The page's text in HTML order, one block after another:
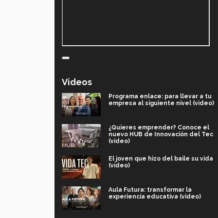
Videos
Programa enlace: para llevar a tu
empresa al siguiente nivel (video)
¿Quieres emprender? Conoce el
nuevo HUB de Innovación del Tec
(video)
El joven que hizo del baile su vida
(video)
Aula Futura: transformar la
experiencia educativa (video)